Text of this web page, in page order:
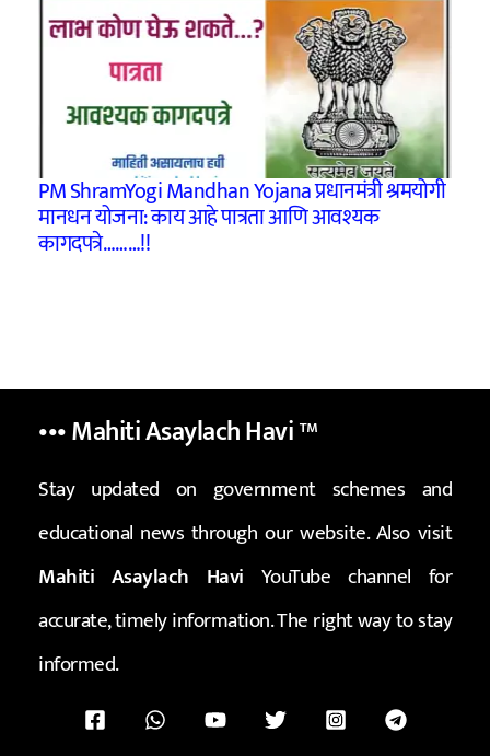
PM ShramYogi Mandhan Yojana प्रधानमंत्री श्रमयोगी
मानधन योजना: काय आहे पात्रता आणि आवश्यक
कागदपत्रे………!!
••• Mahiti Asaylach Havi™
Stay updated on government schemes and
educational news through our website. Also visit
Mahiti Asaylach Havi YouTube channel for
accurate, timely information. The right way to stay
informed.